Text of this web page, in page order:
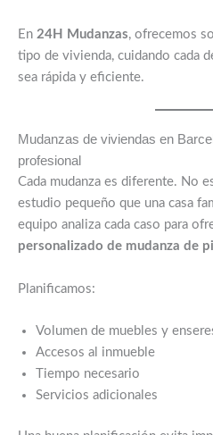
En 24H Mudanzas, ofrecemos
tipo de vivienda, cuidando cada
sea rápida y eficiente.
Mudanzas de viviendas en
profesional
Cada mudanza es diferente. No
estudio pequeño que una casa
equipo analiza cada caso para
personalizado de mudanza de
Planificamos:
Volumen de muebles y
Accesos al inmueble
Tiempo necesario
Servicios adicionales